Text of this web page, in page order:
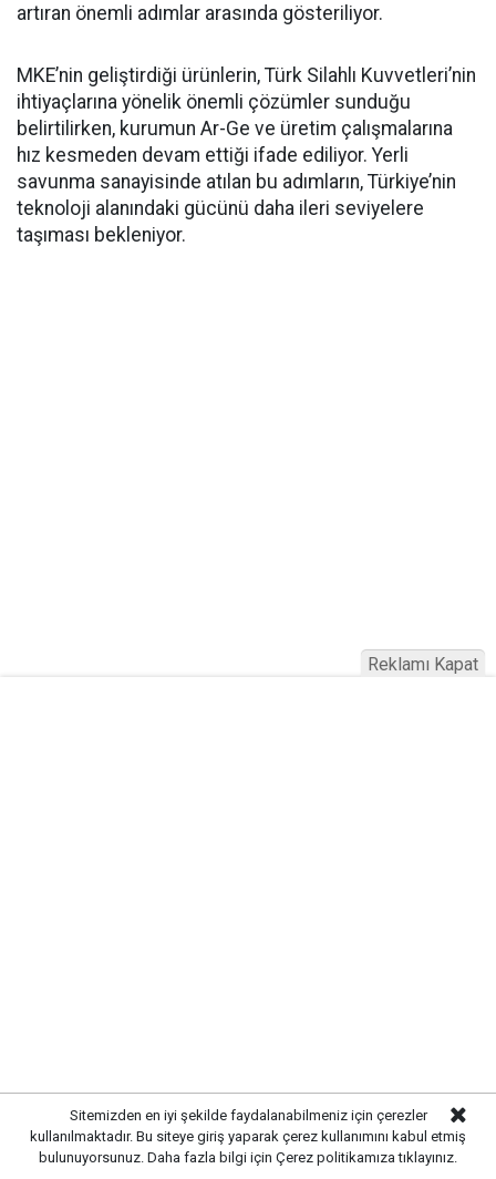
artıran önemli adımlar arasında gösteriliyor.
MKE’nin geliştirdiği ürünlerin, Türk Silahlı Kuvvetleri’nin
ihtiyaçlarına yönelik önemli çözümler sunduğu
belirtilirken, kurumun Ar-Ge ve üretim çalışmalarına
hız kesmeden devam ettiği ifade ediliyor. Yerli
savunma sanayisinde atılan bu adımların, Türkiye’nin
teknoloji alanındaki gücünü daha ileri seviyelere
taşıması bekleniyor.
Sitemizden en iyi şekilde faydalanabilmeniz için çerezler
kullanılmaktadır. Bu siteye giriş yaparak çerez kullanımını kabul etmiş
bulunuyorsunuz. Daha fazla bilgi için Çerez politikamıza tıklayınız.
Reklamı Kapat